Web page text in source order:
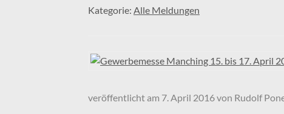
Kategorie: Alle Meldungen
veröffentlicht am 7. April 2016von Rudolf